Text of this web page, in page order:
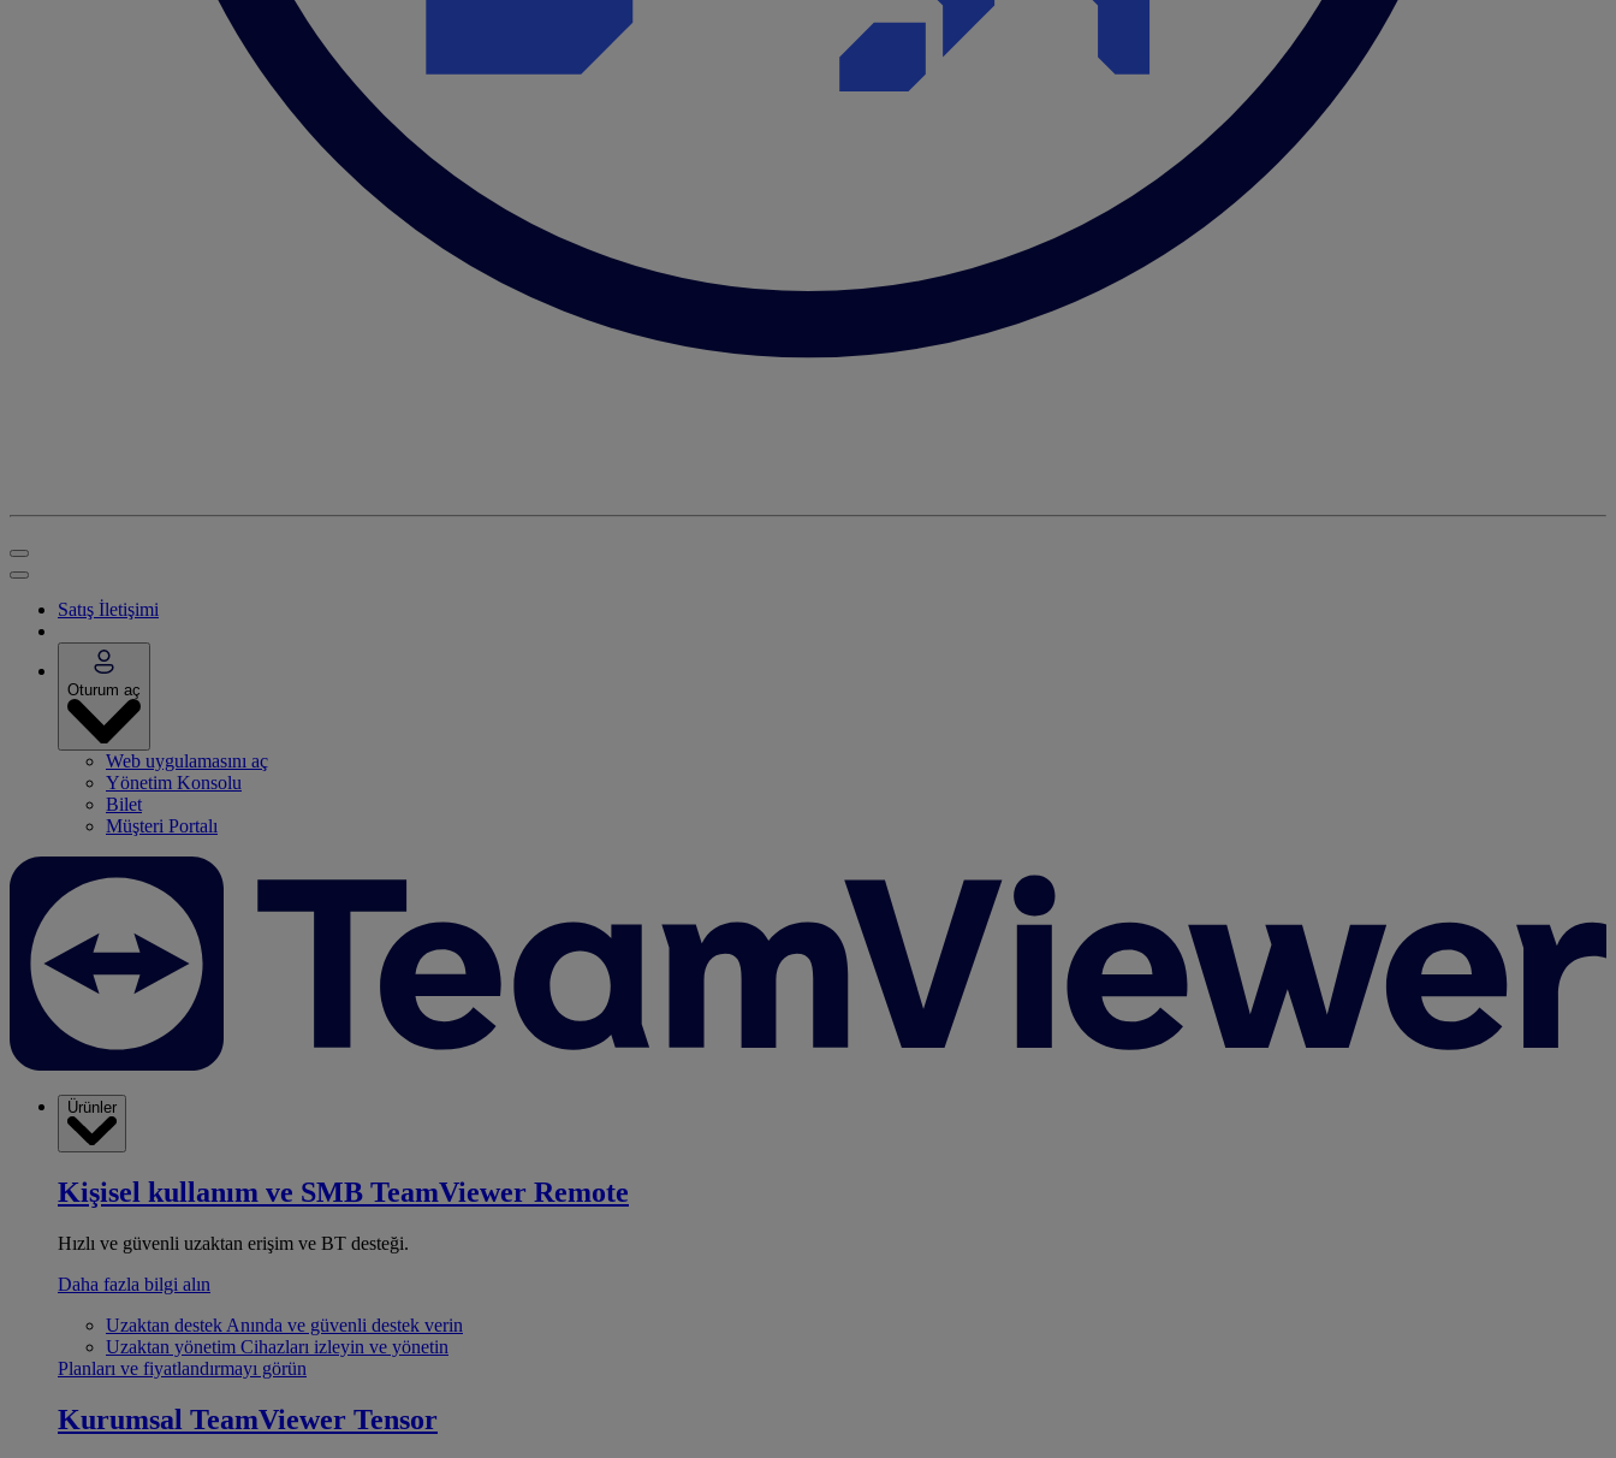
Satış İletişimi
Oturum aç
Web uygulamasını aç
Yönetim Konsolu
Bilet
Müşteri Portalı
Ürünler
Kişisel kullanım ve SMB TeamViewer Remote
Hızlı ve güvenli uzaktan erişim ve BT desteği.
Daha fazla bilgi alın
Uzaktan destek Anında ve güvenli destek verin
Uzaktan yönetim Cihazları izleyin ve yönetin
Planları ve fiyatlandırmayı görün
Kurumsal TeamViewer Tensor